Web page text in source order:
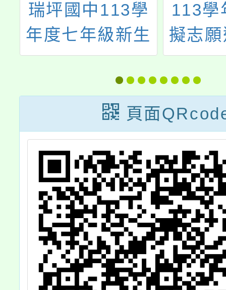
瑞坪國中113學
年度七年級新生
編班及新生導師
編配結果
113學
擬志
頁面